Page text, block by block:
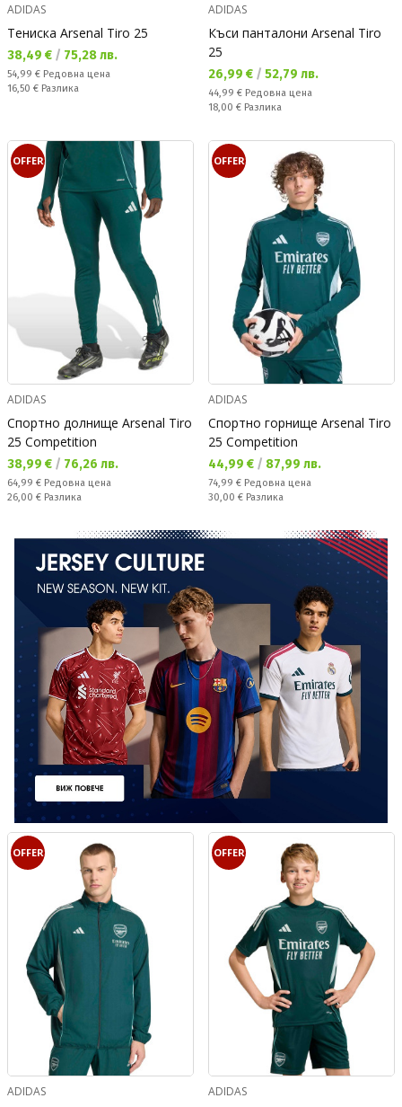
ADIDAS
Тениска Arsenal Tiro 25
Текуща цена:
38,49 € / 75,28 лв.
Редовна цена:
54,99 € Редовна цена
Спестявате:
16,50 € Разлика
ADIDAS
Къси панталони Arsenal Tiro
25
Текуща цена:
26,99 € / 52,79 лв.
Редовна цена:
44,99 € Редовна цена
Спестявате:
18,00 € Разлика
OFFER
ADIDAS
Спортно долнище Arsenal Tiro
25 Competition
Текуща цена:
38,99 € / 76,26 лв.
Редовна цена:
64,99 € Редовна цена
Спестявате:
26,00 € Разлика
OFFER
ADIDAS
Спортно горнище Arsenal Tiro
25 Competition
Текуща цена:
44,99 € / 87,99 лв.
Редовна цена:
74,99 € Редовна цена
Спестявате:
30,00 € Разлика
OFFER
ADIDAS
OFFER
ADIDAS